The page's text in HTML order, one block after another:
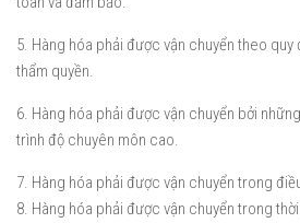
5. Hàng hóa phải được vận chuyển theo
thẩm quyền.
6. Hàng hóa phải được vận chuyển bởi
trình độ chuyên môn cao.
7. Hàng hóa phải được vận chuyển trong
8. Hàng hóa phải được vận chuyển trong